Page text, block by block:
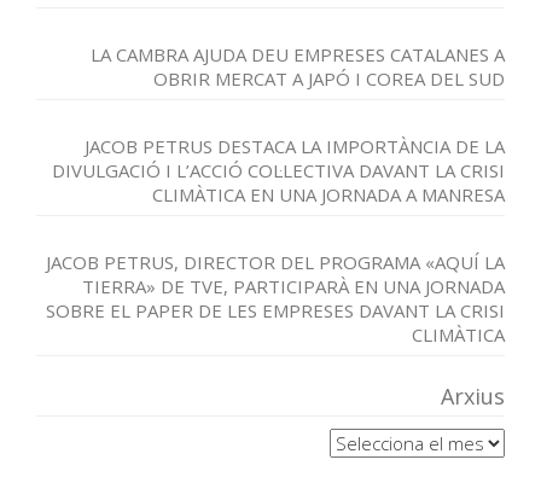
LA CAMBRA AJUDA DEU EMPRESES CATALANES A
OBRIR MERCAT A JAPÓ I COREA DEL SUD
JACOB PETRUS DESTACA LA IMPORTÀNCIA DE LA
DIVULGACIÓ I L’ACCIÓ COL·LECTIVA DAVANT LA CRISI
CLIMÀTICA EN UNA JORNADA A MANRESA
JACOB PETRUS, DIRECTOR DEL PROGRAMA «AQUÍ LA
TIERRA» DE TVE, PARTICIPARÀ EN UNA JORNADA
SOBRE EL PAPER DE LES EMPRESES DAVANT LA CRISI
CLIMÀTICA
Arxius
Arxius